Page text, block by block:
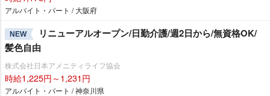
アルバイト・パート / 大阪府
NEW
リニューアルオープン/日勤介護/週2日から/無資格OK/
髪色自由
株式会社日本アメニティライフ協会
時給1,225円～1,231円
アルバイト・パート / 神奈川県